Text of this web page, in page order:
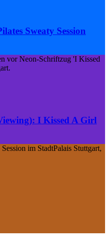
Sweaty Session
I Kissed A Girl